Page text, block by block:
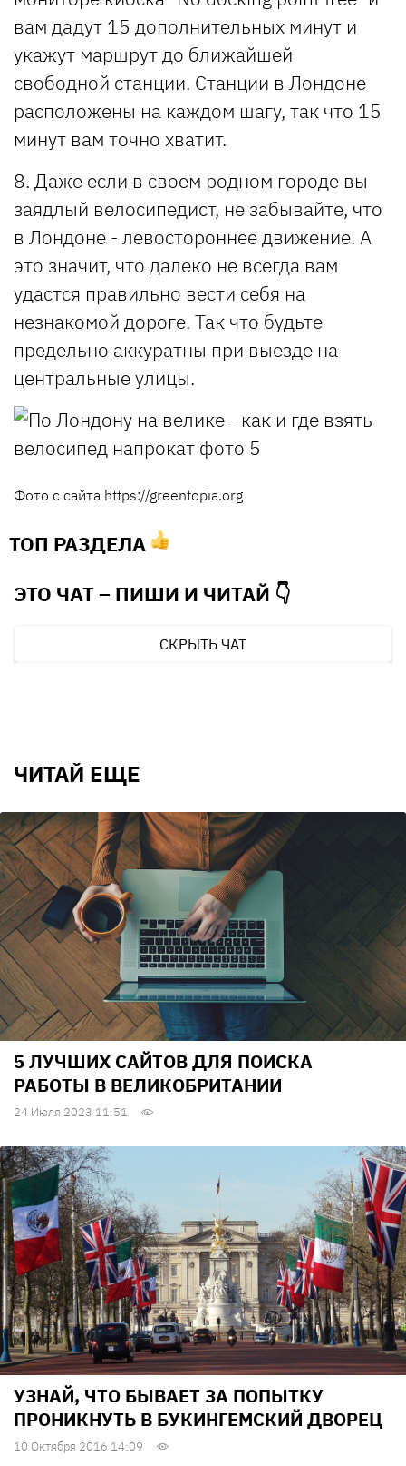
вам дадут 15 дополнительных минут и
укажут маршрут до ближайшей
свободной станции. Станции в Лондоне
расположены на каждом шагу, так что 15
минут вам точно хватит.
8. Даже если в своем родном городе вы
заядлый велосипедист, не забывайте, что
в Лондоне - левостороннее движение. А
это значит, что далеко не всегда вам
удастся правильно вести себя на
незнакомой дороге. Так что будьте
предельно аккуратны при выезде на
центральные улицы.
Фото с сайта https://greentopia.org
ТОП РАЗДЕЛА
ЭТО ЧАТ – ПИШИ И ЧИТАЙ 👇
СКРЫТЬ ЧАТ
ЧИТАЙ ЕЩЕ
5 ЛУЧШИХ САЙТОВ ДЛЯ ПОИСКА
РАБОТЫ В ВЕЛИКОБРИТАНИИ
24 Июля 2023 11:51
УЗНАЙ, ЧТО БЫВАЕТ ЗА ПОПЫТКУ
ПРОНИКНУТЬ В БУКИНГЕМСКИЙ ДВОРЕЦ
10 Октября 2016 14:09